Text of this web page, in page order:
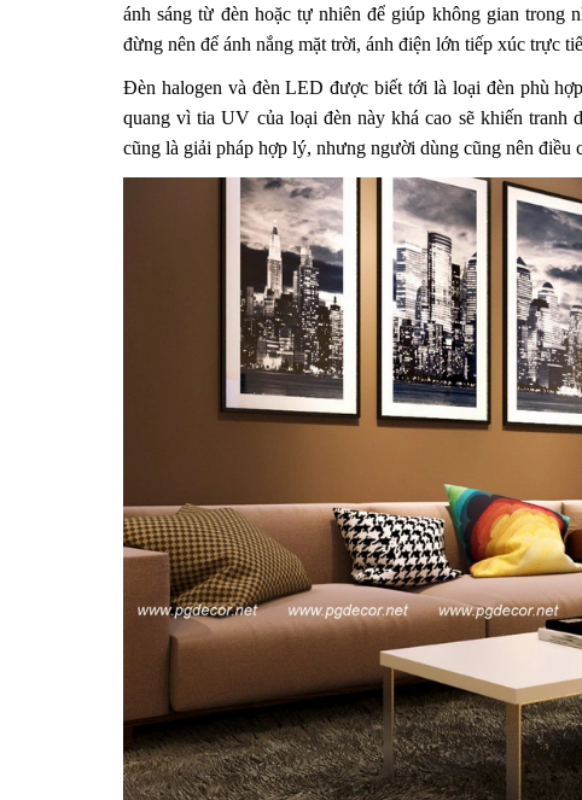
ánh sáng từ đèn hoặc tự nhiên để giúp không gian trong
đừng nên để ánh nắng mặt trời, ánh điện lớn tiếp xúc trực
Đèn halogen và đèn LED được biết tới là loại đèn phù
quang vì tia UV của loại đèn này khá cao sẽ khiến tranh
cũng là giải pháp hợp lý, nhưng người dùng cũng nên điều